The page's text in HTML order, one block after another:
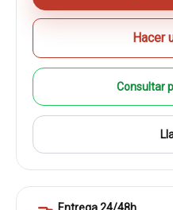
Hacer
Consultar